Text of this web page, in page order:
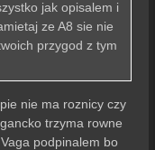
jak opisalem i
ze A8 sie nie
przygod z tym
nie ma roznicy czy
trzyma rowne
podpinalem bo